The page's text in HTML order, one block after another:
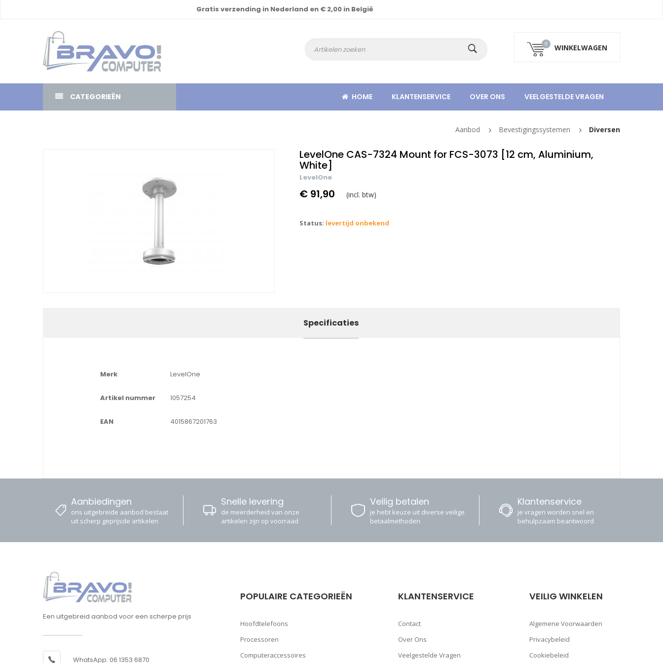
Gratis verzending in Nederland en € 2,00 in België
0 WINKELWAGEN
CATEGORIEËN HOME KLANTENSERVICE OVER ONS VEELGESTELDE VRAGEN
Aanbod Bevestigingssystemen Diversen
LevelOne CAS-7324 Mount for FCS-3073 [12 cm, Aluminium,
White]
LevelOne
€ 91,90 (incl. btw)
Status: levertijd onbekend
Specificaties
Merk LevelOne
Artikel nummer 1057254
EAN 4015867201763
Aanbiedingen
ons uitgebreide aanbod bestaat
uit scherp geprijsde artikelen
Snelle levering
de meerderheid van onze
artikelen zijn op voorraad
Veilig betalen
je hebt keuze uit diverse veilige
betaalmethoden
Klantenservice
je vragen worden snel en
behulpzaam beantwoord
Een uitgebreid aanbod voor een scherpe prijs
WhatsApp: 06 1353 6870
POPULAIRE CATEGORIEËN
Hoofdtelefoons
Processoren
Computeraccessoires
KLANTENSERVICE
Contact
Over Ons
Veelgestelde Vragen
VEILIG WINKELEN
Algemene Voorwaarden
Privacybeleid
Cookiebeleid